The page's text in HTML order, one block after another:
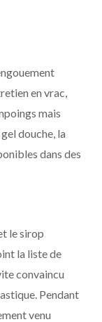
en vrac,
mais
douche, la
dans des
le sirop
la liste de
convaincu
Pendant
venu